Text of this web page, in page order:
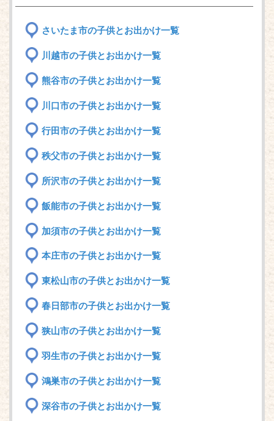
さいたま市の子供とお出かけ一覧
川越市の子供とお出かけ一覧
熊谷市の子供とお出かけ一覧
川口市の子供とお出かけ一覧
行田市の子供とお出かけ一覧
秩父市の子供とお出かけ一覧
所沢市の子供とお出かけ一覧
飯能市の子供とお出かけ一覧
加須市の子供とお出かけ一覧
本庄市の子供とお出かけ一覧
東松山市の子供とお出かけ一覧
春日部市の子供とお出かけ一覧
狭山市の子供とお出かけ一覧
羽生市の子供とお出かけ一覧
鴻巣市の子供とお出かけ一覧
深谷市の子供とお出かけ一覧